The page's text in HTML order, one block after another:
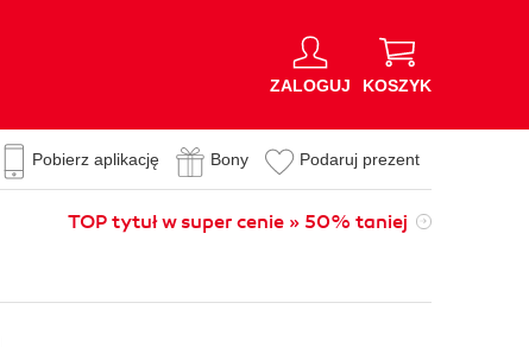
ZALOGUJ KOSZYK
Pobierz aplikację Bony Podaruj prezent
TOP tytuł w super cenie » 50% taniej